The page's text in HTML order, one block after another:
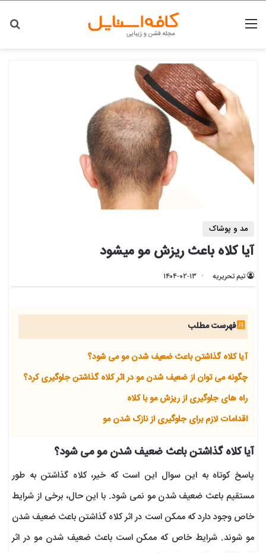
منو
مد و پوشاک
آیا کلاه باعث ریزش مو میشود
تیم تحریریه ۱۴۰۴-۰۲-۱۳
فهرست مطلب
آیا کلاه گذاشتن باعث ضعیف شدن مو می شود؟
چگونه می توان از ضعیف شدن مو در اثر کلاه گذاشتن جلوگیری کرد؟
راه های جلوگیری از ریزش مو با کلاه
اقدامات لازم برای جلوگیری از نازک شدن مو
آیا کلاه گذاشتن باعث ضعیف شدن مو می شود؟
پاسخ کوتاه به این سوال این است که خیر، کلاه گذاشتن به طور
مستقیم باعث ضعیف شدن مو نمی شود. با این حال، برخی از شرایط
خاص وجود دارد که ممکن است در اثر کلاه گذاشتن باعث ضعیف شدن
مو شوند. شرایط خاص که ممکن است باعث ضعیف شدن مو در اثر